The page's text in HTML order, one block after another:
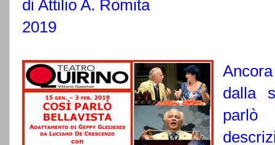
di Attilio A. Romita
2019
dalla
parlò